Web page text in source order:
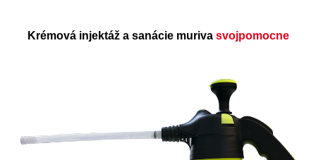
Krémová injektáž a sanácie muriva svojpomocne
(Set) Injektážna pumpa
(16 litrov) s